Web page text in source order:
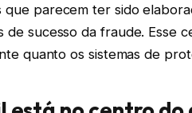
que parecem ter sido
de sucesso da fraude. Esse
quanto os sistemas de